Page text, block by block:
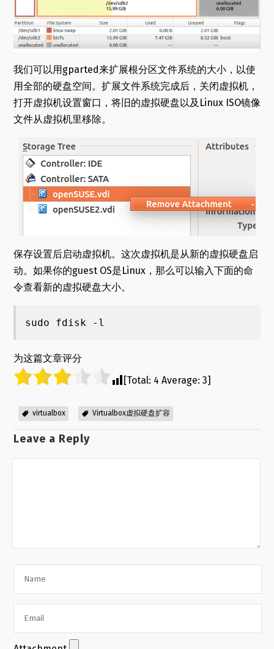
我们可以用gparted来扩展根分区文件系统的大小，以使
用全部的硬盘空间。扩展文件系统完成后，关闭虚拟机，
打开虚拟机设置窗口，将旧的虚拟硬盘以及Linux ISO镜像
文件从虚拟机里移除。
保存设置后启动虚拟机。这次虚拟机是从新的虚拟硬盘启
动。如果你的guest OS是Linux，那么可以输入下面的命
令查看新的虚拟硬盘大小。
sudo fdisk -l
为这篇文章评分
[Total: 4 Average: 3]
virtualbox Virtualbox虚拟硬盘扩容
Leave a Reply